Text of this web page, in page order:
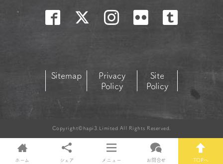
Sitemap
Privacy
Policy
Site
Policy
Copyright©hapi3.Limited All Rights Reserved.
ホーム シェア メニュー お問合せ TOPへ